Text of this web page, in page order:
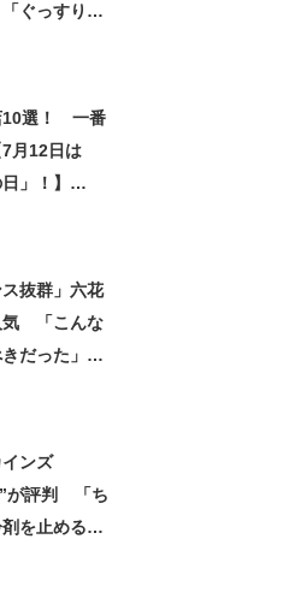
ぐっすり眠
10選！ 一番
月12日は
」！】
ス抜群」六花
気 「こんな
だった」
ンズ
”が評判 「ち
を止めるベ